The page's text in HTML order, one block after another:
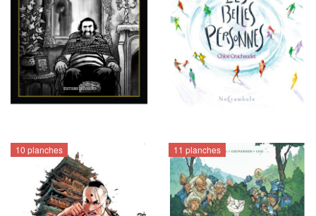
10 planches 11 planches